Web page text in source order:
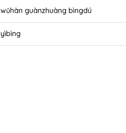
wǔhàn guànzhuàng bìngdú
yìbìng